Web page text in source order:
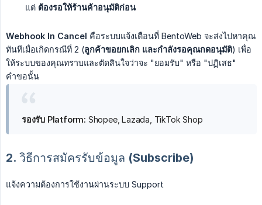
แต่ ต้องรอให้ร้านค้าอนุมัติก่อน
Webhook In Cancel คือระบบแจ้งเตือนที่ BentoWeb จะส่งไปหาคุณ
ทันทีเมื่อเกิดกรณีที่ 2 (ลูกค้าขอยกเลิก และกำลังรอคุณกดอนุมัติ) เพื่อ
ให้ระบบของคุณทราบและตัดสินใจว่าจะ "ยอมรับ" หรือ "ปฏิเสธ"
คำขอนั้น
รองรับ Platform: Shopee, Lazada, TikTok Shop
2. วิธีการสมัครรับข้อมูล (Subscribe)
แจ้งความต้องการใช้งานผ่านระบบ Support